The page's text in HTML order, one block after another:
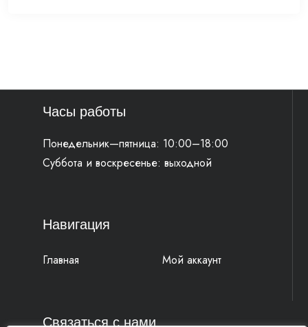
Часы работы
Понедельник—пятница: 10:00–18:00
Суббота и воскресенье: выходной
Навигация
Главная Мой аккаунт
Связаться с нами